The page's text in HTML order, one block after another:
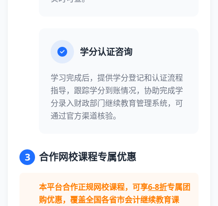
学分认证咨询
学习完成后，提供学分登记和认证流程
指导，跟踪学分到账情况，协助完成学
分录入财政部门继续教育管理系统，可
通过官方渠道核验。
3 合作网校课程专属优惠
本平台合作正规网校课程，可享6-8折专属团
购优惠，覆盖全国各省市会计继续教育课